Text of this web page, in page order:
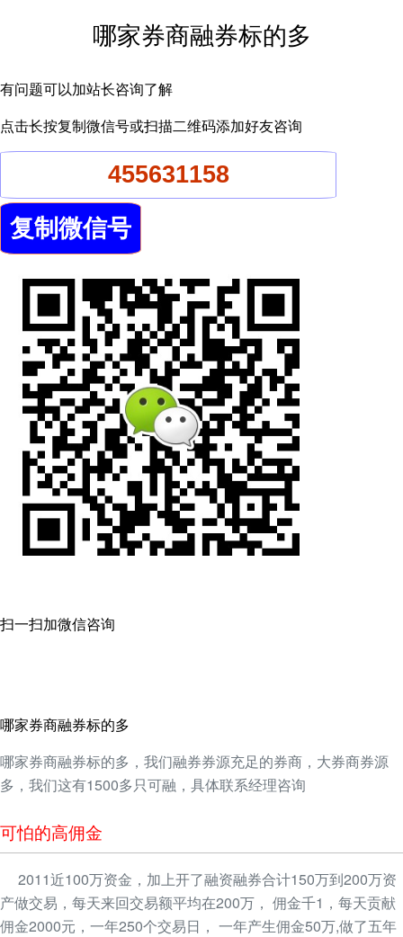
哪家券商融券标的多
有问题可以加站长咨询了解
点击长按复制微信号或扫描二维码添加好友咨询
扫一扫加微信咨询
哪家券商融券标的多
哪家券商融券标的多，我们融券券源充足的券商，大券商券源
多，我们这有1500多只可融，具体联系经理咨询
可怕的高佣金
2011近100万资金，加上开了融资融券合计150万到200万资
产做交易，每天来回交易额平均在200万， 佣金千1，每天贡献
佣金2000元，一年250个交易日， 一年产生佣金50万,做了五年